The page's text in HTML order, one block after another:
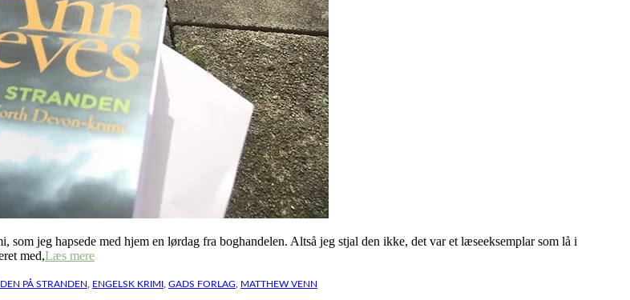
jeg hapsede med hjem en lørdag fra boghandelen. Altså jeg stjal den ikke, det var et læseeksemplar som lå i
med,Læs mere
PÅ STRANDEN ENGELSK KRIMI GADS FORLAG MATTHEW VENN